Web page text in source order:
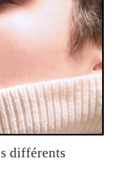
différents